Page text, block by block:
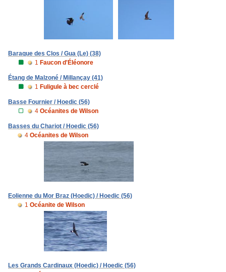
Baraque des Clos / Gua (Le) (38)
1 Faucon d'Éléonore
Étang de Malzoné / Millançay (41)
1 Fuligule à bec cerclé
Basse Fournier / Hoedic (56)
4 Océanites de Wilson
Basses du Chariot / Hoedic (56)
4 Océanites de Wilson
Eolienne du Mor Braz (Hoedic) / Hoedic (56)
1 Océanite de Wilson
Les Grands Cardinaux (Hoedic) / Hoedic (56)